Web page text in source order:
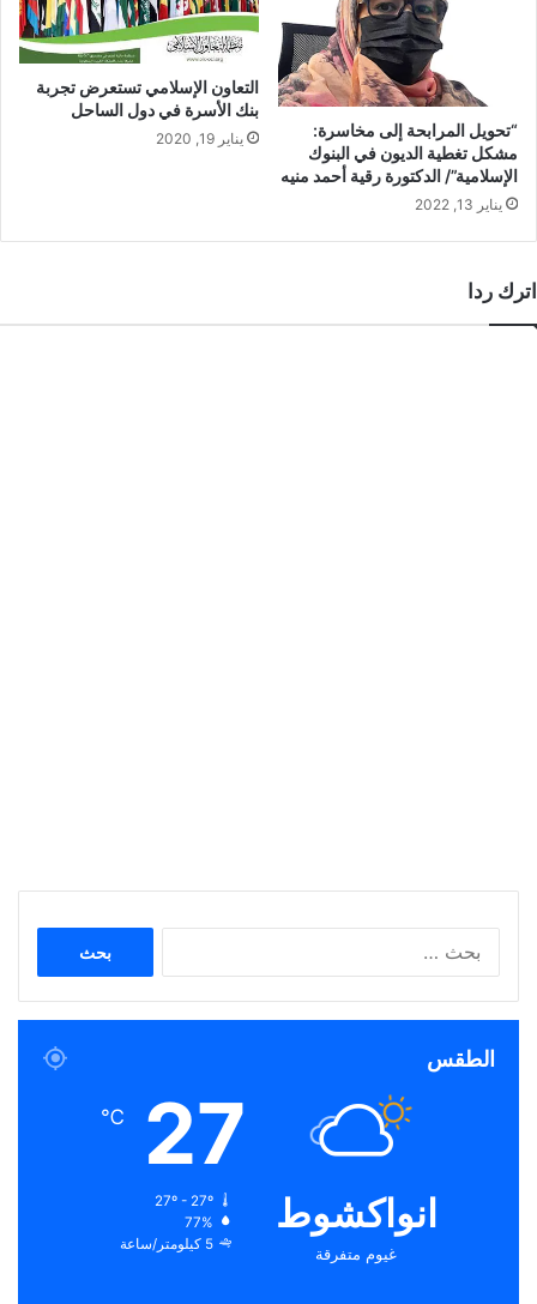
“تحويل المرابحة إلى مخاسرة:
مشكل تغطية الديون في البنوك
الإسلامية”/ الدكتورة رقية أحمد منيه
يناير 13, 2022
التعاون الإسلامي تستعرض تجربة
بنك الأسرة في دول الساحل
يناير 19, 2020
اترك ردا
الطقس
انواكشوط
غيوم متفرقة
27
℃
27º - 27º
77%
5 كيلومتر/ساعة